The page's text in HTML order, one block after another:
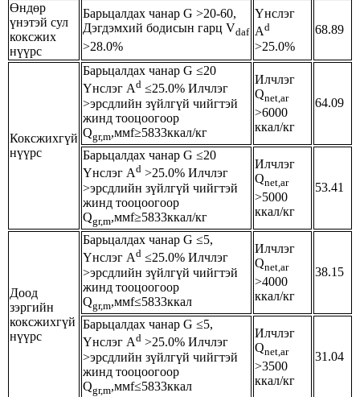
Өндөр
үнэтэй сул
коксжих
нүүрс
Барьцалдах чанар G >20-60,
Дэгдэмхий бодисын гарц Vdaf
>28.0%
Үнслэг
Ad
>25.0%
68.89
Коксжихгүй
нүүрс
Барьцалдах чанар G ≤20
Үнслэг Ad ≤25.0% Илчлэг
>эрсдлийн зүйлгүй чийгтэй
жинд тооцоогоор
Qgr,m,ммf≥5833ккал/кг
Илчлэг
Qnet,ar
>6000
ккал/кг
64.09
Барьцалдах чанар G ≤20
Үнслэг Ad >25.0% Илчлэг
>эрсдлийн зүйлгүй чийгтэй
жинд тооцоогоор
Qgr,m,ммf≥5833ккал/кг
Илчлэг
Qnet,ar
>5000
ккал/кг
53.41
Доод
зэргийн
коксжихгүй
нүүрс
Барьцалдах чанар G ≤5,
Үнслэг Ad ≤25.0% Илчлэг
>эрсдлийн зүйлгүй чийгтэй
жинд тооцоогоор
Qgr,m,ммf≤5833ккал
Илчлэг
Qnet,ar
>4000
ккал/кг
38.15
Барьцалдах чанар G ≤5,
Үнслэг Ad >25.0% Илчлэг
>эрсдлийн зүйлгүй чийгтэй
жинд тооцоогоор
Qgr,m,ммf≤5833ккал
Илчлэг
Qnet,ar
>3500
ккал/кг
31.04